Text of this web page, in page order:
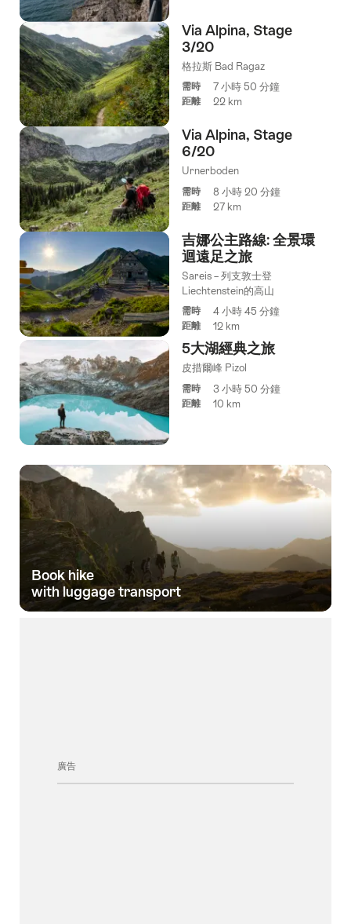
Via Alpina, Stage
3/20
格拉斯 Bad Ragaz
需時 7 小時 50 分鐘
距離 22 km
Via Alpina, Stage
6/20
Urnerboden
需時 8 小時 20 分鐘
距離 27 km
吉娜公主路線: 全景環
迴遠足之旅
Sareis – 列支敦士登
Liechtenstein的高山
需時 4 小時 45 分鐘
距離 12 km
5大湖經典之旅
皮措爾峰 Pizol
需時 3 小時 50 分鐘
距離 10 km
Book hike­
with luggage transport­
廣告